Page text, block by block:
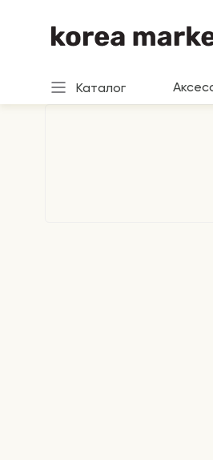
Каталог